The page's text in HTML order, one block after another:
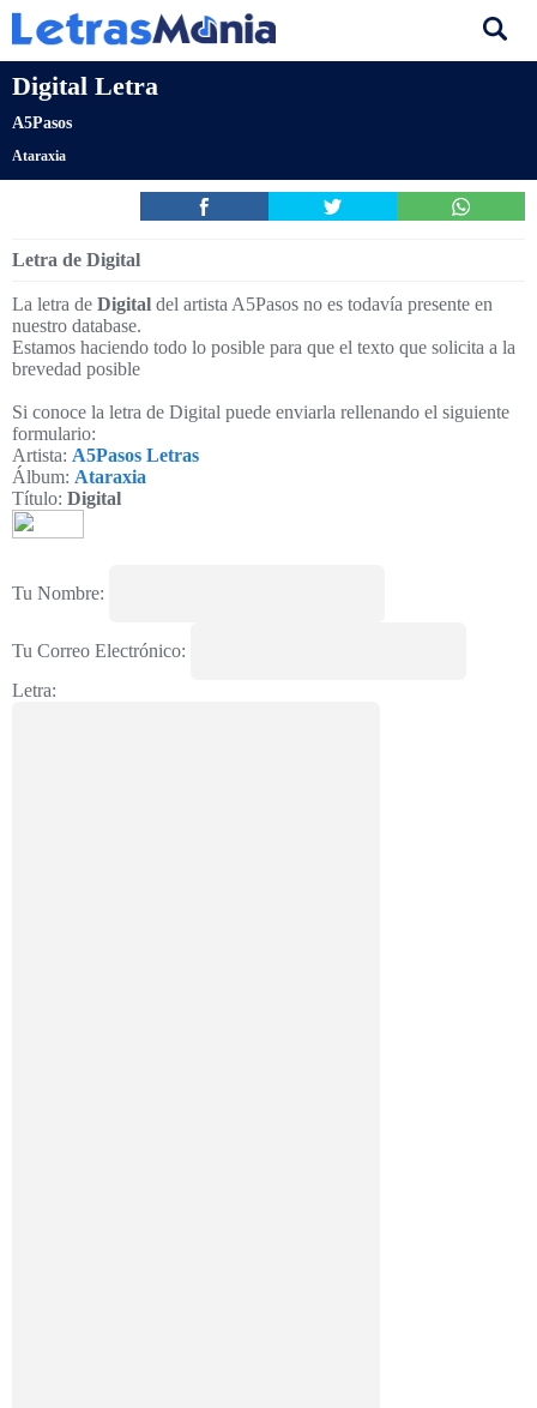
Digital Letra
A5Pasos
Ataraxia
Letra de Digital
La letra de Digital del artista A5Pasos no es todavía presente en
nuestro database.
Estamos haciendo todo lo posible para que el texto que solicita a la
brevedad posible
Si conoce la letra de Digital puede enviarla rellenando el siguiente
formulario:
Artista: A5Pasos Letras
Álbum: Ataraxia
Título: Digital
Tu Nombre:
Tu Correo Electrónico:
Letra: